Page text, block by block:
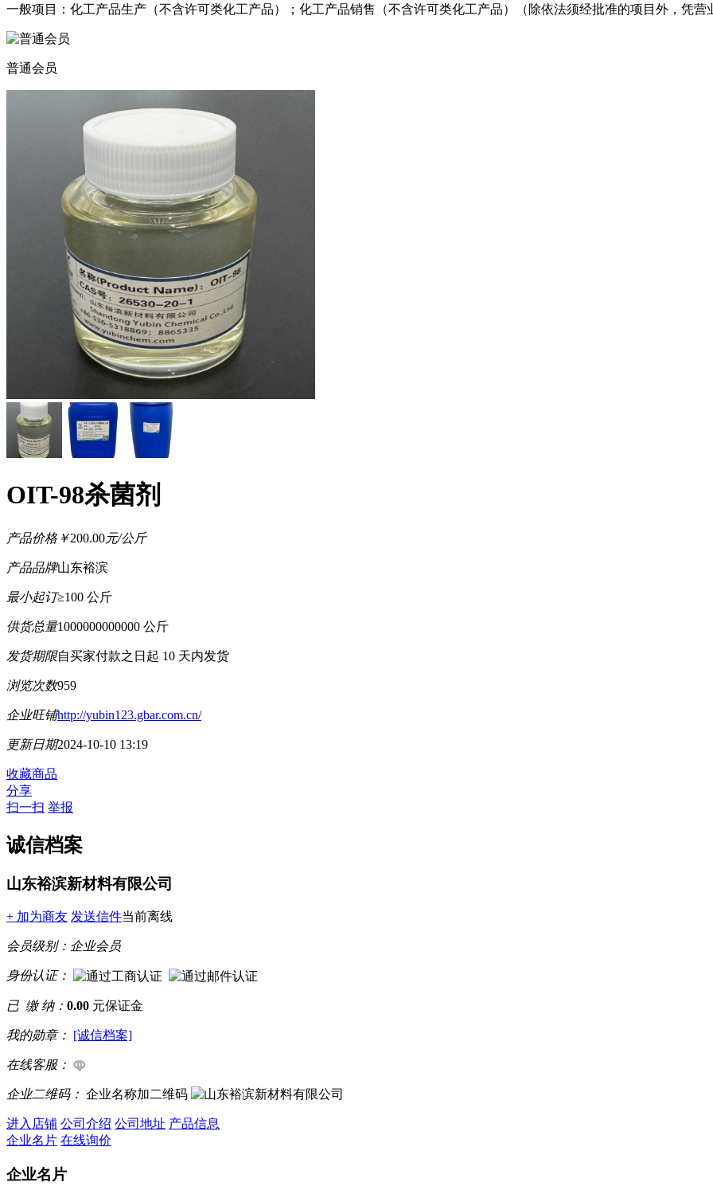
一般项目：化工产品生产（不含许可类化工产品）；化工产品销售（不含许可类化工产品）（除依法须经批准的项目外，凭
普通会员
OIT-98杀菌剂
产品价格￥200.00元/公斤
产品品牌山东裕滨
最小起订≥100 公斤
供货总量1000000000000 公斤
发货期限自买家付款之日起 10 天内发货
浏览次数959
企业旺铺http://yubin123.gbar.com.cn/
更新日期2024-10-10 13:19
收藏商品
分享
扫一扫 举报
诚信档案
山东裕滨新材料有限公司
+ 加为商友 发送信件当前离线
会员级别： 企业会员
身份认证：
已 缴 纳： 0.00 元保证金
我的勋章： [诚信档案]
在线客服：
企业二维码： 企业名称加二维码
进入店铺 公司介绍 公司地址 产品信息
企业名片 在线询价
企业名片